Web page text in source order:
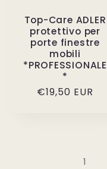
Top-Care ADLER
protettivo per
porte finestre
mobili
*PROFESSIONALE
*
Prezzo
€19,50 EUR
1